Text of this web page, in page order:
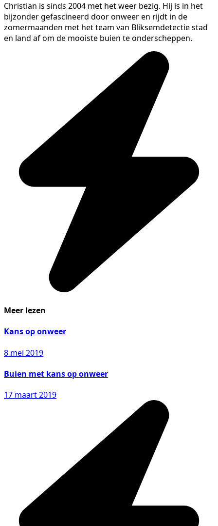
Christian is sinds 2004 met het weer bezig. Hij is in het
bijzonder gefascineerd door onweer en rijdt in de
zomermaanden met het team van Bliksemdetectie stad
en land af om de mooiste buien te onderscheppen.
Meer lezen
Kans op onweer
8 mei 2019
Buien met kans op onweer
17 maart 2019